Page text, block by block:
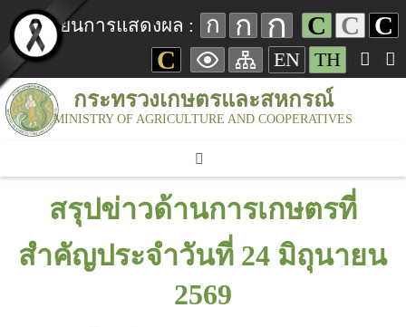
เปลี่ยนการแสดงผล : ก ก ก C C C
C
EN TH
กระทรวงเกษตรและสหกรณ์
MINISTRY OF AGRICULTURE AND COOPERATIVES
สรุปข่าวด้านการเกษตรที่
สำคัญประจำวันที่ 24 มิถุนายน
2569